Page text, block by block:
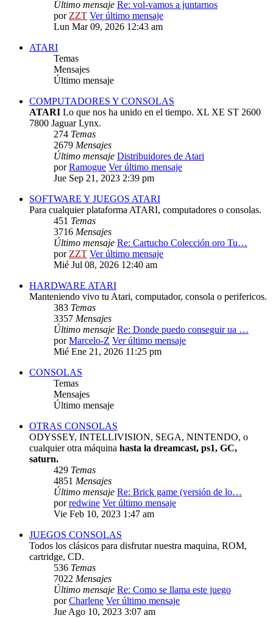
Último mensaje Re: vol-vamos a juntarnos
porZZT Ver último mensaje
Lun Mar 09, 2026 12:43 am
ATARI
Temas
Mensajes
Último mensaje
COMPUTADORES Y CONSOLAS
ATARI Lo que nos ha unido en el tiempo. XL XE ST 2600
7800 Jaguar Lynx.
274 Temas
2679 Mensajes
Último mensaje Distribuidores de Atari
porRamogue Ver último mensaje
Jue Sep 21, 2023 2:39 pm
SOFTWARE Y JUEGOS ATARI
Para cualquier plataforma ATARI, computadores o consolas.
451 Temas
3716 Mensajes
Último mensaje Re: Cartucho Colección oro Tu…
porZZT Ver último mensaje
Mié Jul 08, 2026 12:40 am
HARDWARE ATARI
Manteniendo vivo tu Atari, computador, consola o perifericos.
383 Temas
3357 Mensajes
Último mensaje Re: Donde puedo conseguir ua …
porMarcelo-Z Ver último mensaje
Mié Ene 21, 2026 11:25 pm
CONSOLAS
Temas
Mensajes
Último mensaje
OTRAS CONSOLAS
ODYSSEY, INTELLIVISION, SEGA, NINTENDO, o
cualquier otra máquina hasta la dreamcast, ps1, GC,
saturn.
429 Temas
4851 Mensajes
Último mensaje Re: Brick game (versión de lo…
porredwine Ver último mensaje
Vie Feb 10, 2023 1:47 am
JUEGOS CONSOLAS
Todos los clásicos para disfrutar nuestra maquina, ROM,
cartridge, CD.
536 Temas
7022 Mensajes
Último mensaje Re: Como se llama este juego
porCharlene Ver último mensaje
Jue Ago 10, 2023 3:07 am